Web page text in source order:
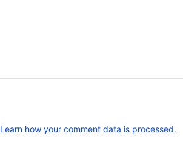
Learn how your comment data is processed.